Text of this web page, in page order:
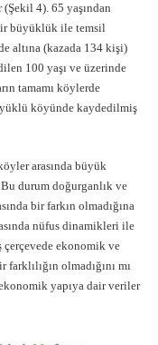
4). 65 yaşından
büyüklük ile temsil
altına (kazada 134 kişi)
100 yaşı ve üzerinde
tamamı köylerde
köyünde kaydedilmiş
arasında büyük
durum doğurganlık ve
bir farkın olmadığına
nüfus dinamikleri ile
çerçevede ekonomik ve
olmadığını mı
yapıya dair veriler